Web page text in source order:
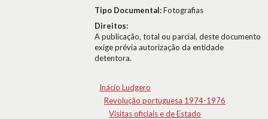
Tipo Documental:Fotografias
Direitos:
A publicação, total ou parcial, deste documento
exige prévia autorização da entidade
detentora.
Inácio Ludgero
Revolução portuguesa 1974-1976
Visitas oficiais e de Estado